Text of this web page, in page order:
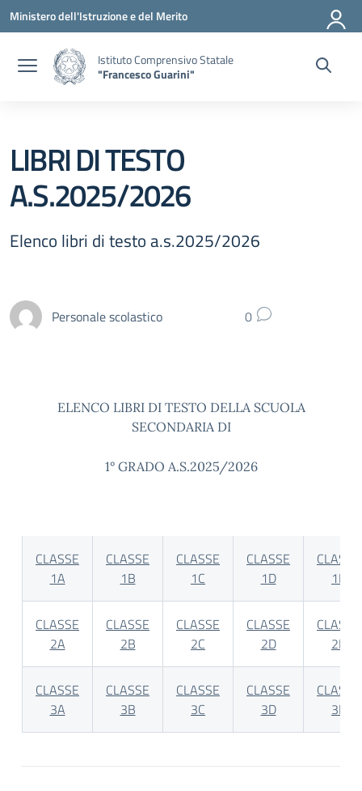
Vai ai contenuti
Vai al menu di navigazione
Vai al footer
Ministero dell'Istruzione e del Merito
Istituto Comprensivo Statale
"Francesco Guarini"
LIBRI DI TESTO
A.S.2025/2026
Elenco libri di testo a.s.2025/2026
Personale scolastico 0
ELENCO LIBRI DI TESTO DELLA SCUOLA
SECONDARIA DI
1° GRADO A.S.2025/2026
CLASSE
1A
CLASSE
1B
CLASSE
1C
CLASSE
1D
CLASSE
1E
CLASSE
2A
CLASSE
2B
CLASSE
2C
CLASSE
2D
CLASSE
2E
CLASSE
3A
CLASSE
3B
CLASSE
3C
CLASSE
3D
CLASSE
3E